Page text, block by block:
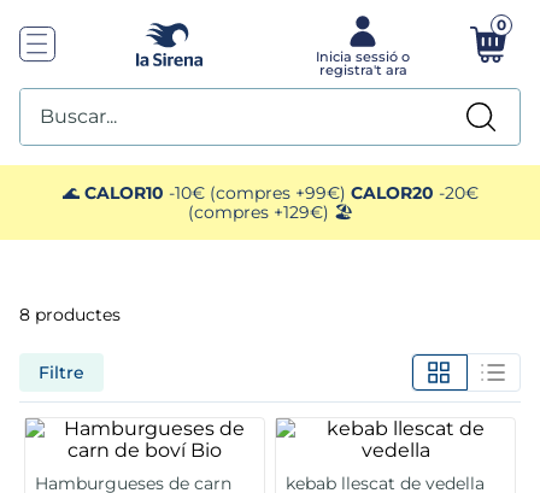
0
Buscar...
🌊 CALOR10 -10€ (compres +99€) CALOR20 -20€
(compres +129€) 🏖️
8 productes
Filtre
Hamburgueses de carn
kebab llescat de vedella
TOP SEARCHES
1. plato preparado
2 ensaladilla
gelats sirena
4. vegan
. preparado paella